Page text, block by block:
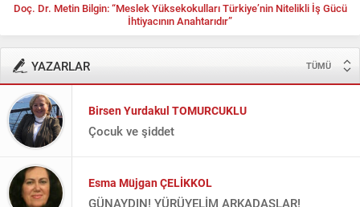
Doç. Dr. Metin Bilgin: “Meslek Yüksekokulları Türkiye’nin Nitelikli İş Gücü
İhtiyacının Anahtarıdır”
YAZARLAR TÜMÜ
Birsen Yurdakul TOMURCUKLU
Çocuk ve şiddet
Esma Müjgan ÇELİKKOL
GÜNAYDIN! YÜRÜYELİM ARKADAŞLAR!